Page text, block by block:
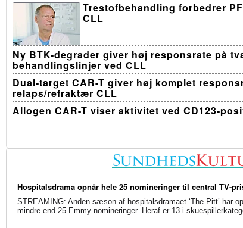
Trestofbehandling forbedrer
CLL
Ny BTK-degrader giver høj responsrate på
behandlingslinjer ved CLL
Dual-target CAR-T giver høj komplet
relaps/refraktær CLL
Allogen CAR-T viser aktivitet ved CD123-
Hospitalsdrama opnår hele 25 nomineringer til central TV-
STREAMING: Anden sæson af hospitalsdramaet ‘The Pitt’ har
mindre end 25 Emmy-nomineringer. Heraf er 13 i